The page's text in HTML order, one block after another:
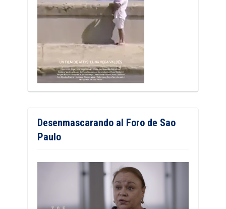
Desenmascarando al Foro de Sao
Paulo